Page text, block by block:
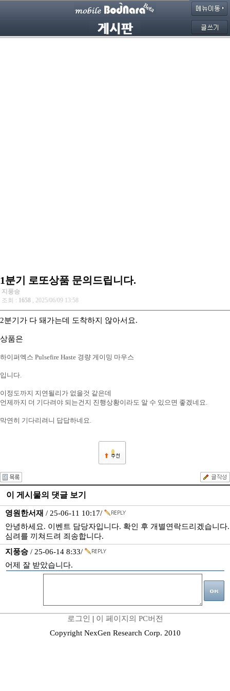
1분기 로또상품 문의드립니다.
지풍승
조회 : 1658 , 2025/06/09 13:58
2분기가 다 돼가는데 도착하지 않아서요.
상품은
하이퍼엑스 Pulsefire Haste 경량 게이밍 마우스
입니다.
이정도까지 지연될리가 없을것 같은데
언제까지 더 기다려야 되는건지 진행상황이라도 알 수 있으면 좋겠네요.
막연히 기다리려니 답답하네요.
0
이 게시물의 댓글 보기
영원한서재 / 25-06-11 10:17/
안녕하세요. 이벤트 담당자입니다. 확인 후 개별연락드리겠습니다.
심려를 끼쳐드려 죄송합니다.
지풍승 / 25-06-14 8:33/
어제 잘 받았습니다.
로그인 | 이 페이지의 PC버전
Copyright NexGen Research Corp. 2010